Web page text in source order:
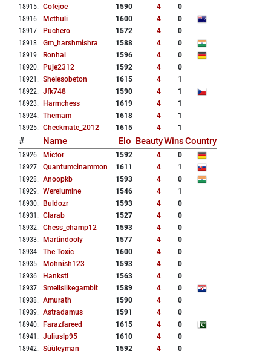
18915. Cofejoe 1590 4
0
18916. Methuli 1600 4
0
18917. Puchero 1572 4
0
18918. Gm_harshmishra 1588 4
0
18919. Ronhal 1596 4
0
18920. Puje2312 1592 4
0
18921 . Shelesobeton 1615 4
1
18922. Jfk748 1590 4
1
18923. Harmchess 1619 4
1
18924. Themam 1618 4
1
18925. Checkmate_2012 1615 4 1
# Name Elo BeautyWinsCountry
18926. Mictor 1592 4
0
18927. Quantumcinammon 1611 4
1
18928. Anoopkb 1593 4
0
18929. Werelumine 1546 4
1
18930. Buldozr 1593 4
0
18931 . Clarab 1527 4
0
18932. Chess_champ12 1593 4
0
18933. Martindooly 1577 4
0
18934. The Toxic 1600 4
0
18935. Mohnish123 1593 4
0
18936. Hankstl 1563 4
0
18937. Smellslikegambit 1589 4
0
18938. Amurath 1590 4
0
18939. Astradamus 1591 4
0
18940. Farazfareed 1615 4
0
18941 . Juliuslp95 1610 4
0
18942. Süüleyman 1592 4 0